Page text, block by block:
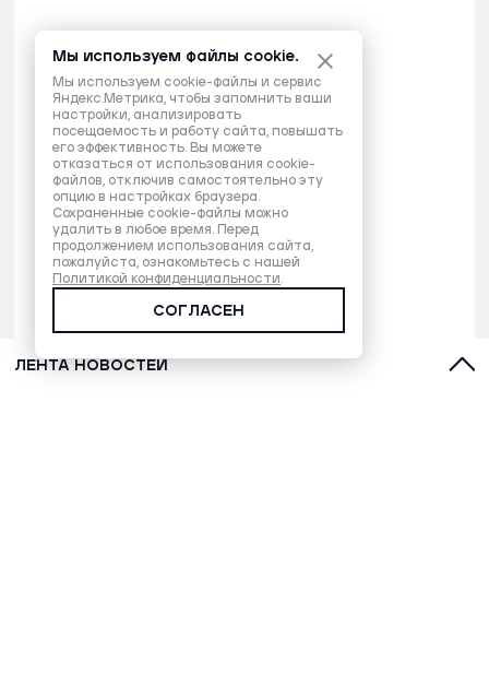
ЛЕНТА НОВОСТЕЙ
Мы используем файлы cookie.
Мы используем cookie-файлы и сервис
Яндекс.Метрика, чтобы запомнить ваши
настройки, анализировать
посещаемость и работу сайта, повышать
его эффективность. Вы можете
отказаться от использования cookie-
файлов, отключив самостоятельно эту
опцию в настройках браузера.
Сохраненные cookie-файлы можно
удалить в любое время. Перед
продолжением использования сайта,
пожалуйста, ознакомьтесь с нашей
Политикой конфиденциальности.
СОГЛАСЕН